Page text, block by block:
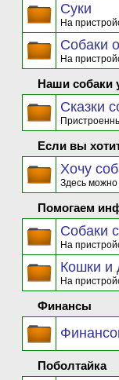
Суки
На
Собаки
На
Наши собаки
Сказки
Если вы
Хочу
Здесь можно
Помогаем
Собаки
На
Кошки и
На
Финансы
Поболтайка